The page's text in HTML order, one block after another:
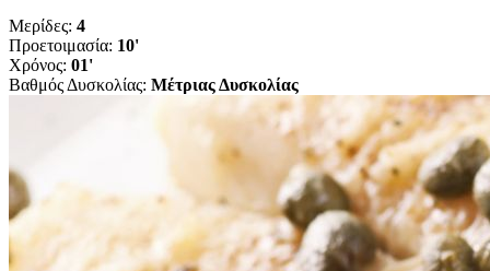
Μερίδες: 4
Προετοιμασία: 10'
Χρόνος: 01'
Βαθμός Δυσκολίας: Μέτριας Δυσκολίας